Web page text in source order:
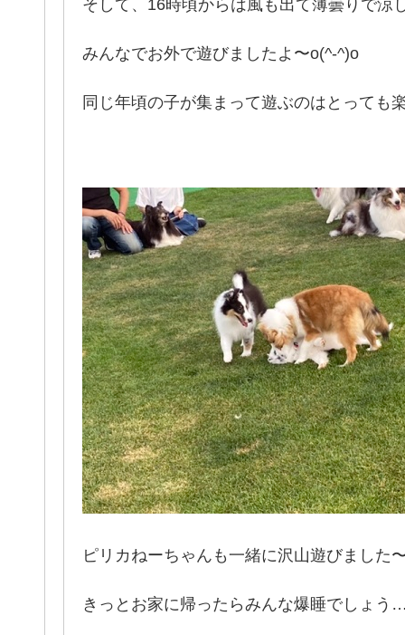
そして、16時頃からは風も出て薄曇りで涼
みんなでお外で遊びましたよ〜o(^-^)o
同じ年頃の子が集まって遊ぶのはとっても
ピリカねーちゃんも一緒に沢山遊びました
きっとお家に帰ったらみんな爆睡でしょう